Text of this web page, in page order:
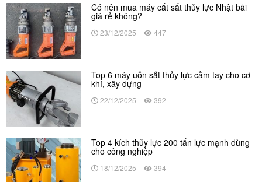
Có nên mua máy cắt sắt thủy lực Nhật bãi
giá rẻ không?
23/12/2025 447
Top 6 máy uốn sắt thủy lực cầm tay cho cơ
khí, xây dựng
22/12/2025 392
Top 4 kích thủy lực 200 tấn lực mạnh dùng
cho công nghiệp
18/12/2025 394